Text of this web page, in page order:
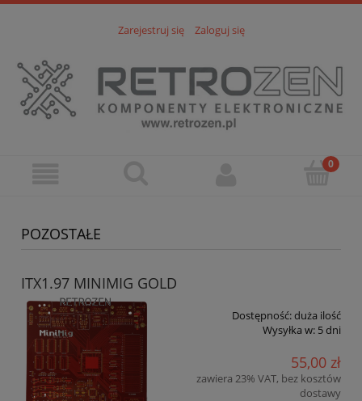
Zarejestruj się Zaloguj się
POZOSTAŁE
ITX1.97 MINIMIG GOLD
Dostępność:duża ilość
Wysyłka w: 5 dni
55,00 zł
zawiera 23% VAT, bez kosztów
dostawy